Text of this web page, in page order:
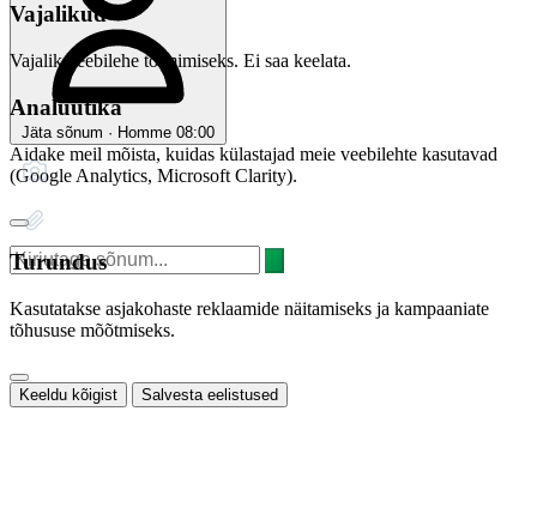
Jäta sõnum · Homme 08:00
Vajalikud
Vajalik veebilehe toimimiseks. Ei saa keelata.
Analüütika
Aidake meil mõista, kuidas külastajad meie veebilehte kasutavad
(Google Analytics, Microsoft Clarity).
Turundus
Kasutatakse asjakohaste reklaamide näitamiseks ja kampaaniate
tõhususe mõõtmiseks.
Keeldu kõigist Salvesta eelistused